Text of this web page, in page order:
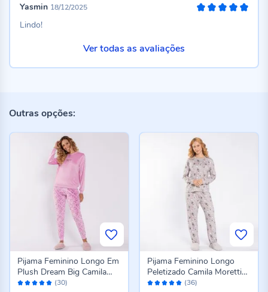
Yasmin 18/12/2025
Lindo!
Ver todas as avaliações
Outras opções:
Avaliação: (30)
Pijama Feminino Longo Em
Plush Dream Big Camila
Moretti Rose
Avaliação: (36)
Pijama Feminino Longo
Peletizado Camila Moretti
Cinza Fosco